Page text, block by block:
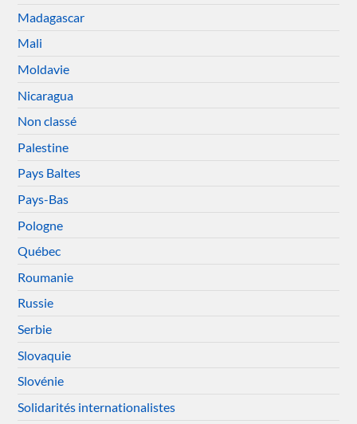
Madagascar
Mali
Moldavie
Nicaragua
Non classé
Palestine
Pays Baltes
Pays-Bas
Pologne
Québec
Roumanie
Russie
Serbie
Slovaquie
Slovénie
Solidarités internationalistes